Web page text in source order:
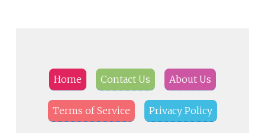
Home Contact Us About Us
Terms of Service Privacy Policy